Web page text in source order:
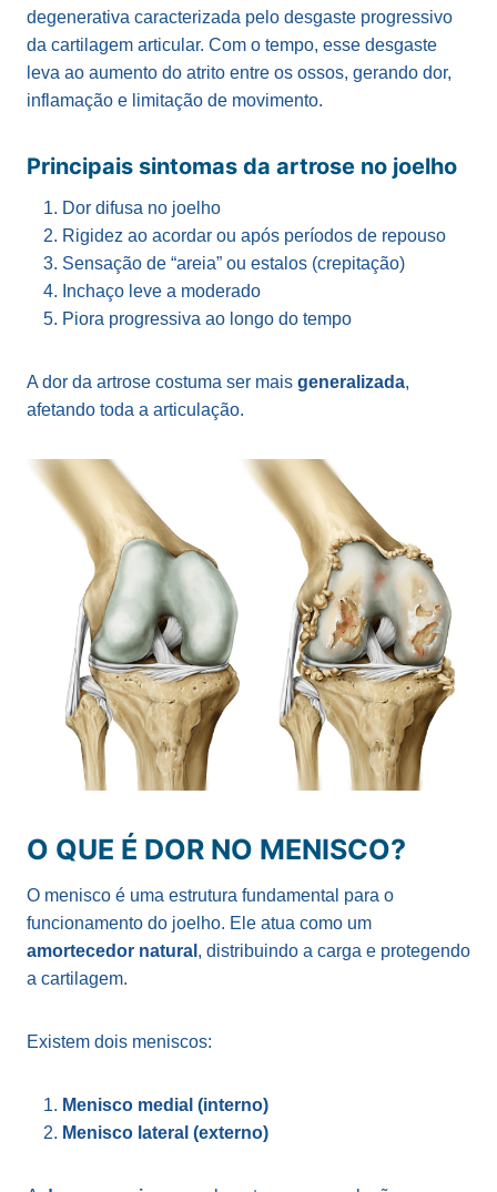
degenerativa caracterizada pelo desgaste progressivo
da cartilagem articular. Com o tempo, esse desgaste
leva ao aumento do atrito entre os ossos, gerando dor,
inflamação e limitação de movimento.
Principais sintomas da artrose no joelho
Dor difusa no joelho
Rigidez ao acordar ou após períodos de repouso
Sensação de “areia” ou estalos (crepitação)
Inchaço leve a moderado
Piora progressiva ao longo do tempo
A dor da artrose costuma ser mais generalizada,
afetando toda a articulação.
O QUE É DOR NO MENISCO?
O menisco é uma estrutura fundamental para o
funcionamento do joelho. Ele atua como um
amortecedor natural , distribuindo a carga e protegendo
a cartilagem.
Existem dois meniscos:
Menisco medial (interno)
Menisco lateral (externo)